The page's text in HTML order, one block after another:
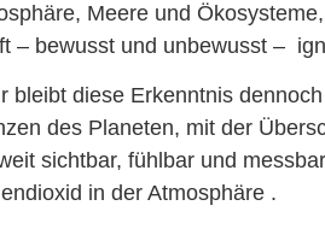
Meere und
– bewusst und unbewusst –
bleibt diese Erkenntnis
des Planeten, mit der
sichtbar, fühlbar und
in der Atmosphäre .